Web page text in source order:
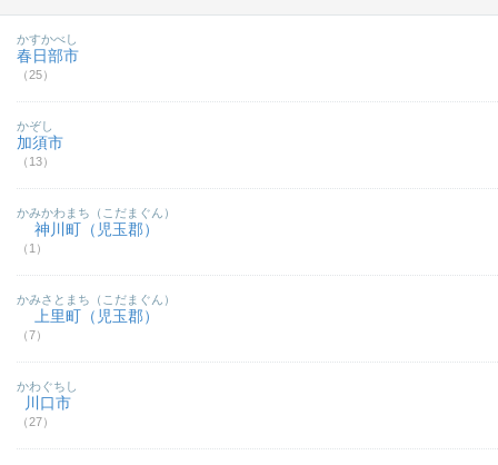
春日部市
（25）
かすかべし
加須市
（13）
かぞし
神川町（児玉郡）
（1）
かみかわまち（こだまぐん）
上里町（児玉郡）
（7）
かみさとまち（こだまぐん）
川口市
（27）
かわぐちし